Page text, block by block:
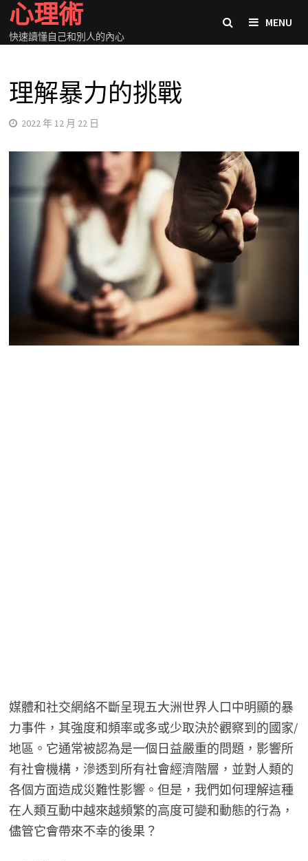
Skip
content
心理術
快速讀懂自己和別人的內心
MENU
理解暴力的挑戰
2022 年 12 月 22 日
媒體和社交網絡不斷呈現五大洲世界人口中明顯的暴
力事件，其強度和頻率或多或少取決於觀察到的國家/
地區。它通常被認為是一個日益嚴重的問題，影響所
有社會機構，滲透到所有社會經濟階層，並對人類的
各個方面造成災難性影響。但是，我們如何理解這種
在人類互動中越來越頻繁的高度可變和動態的行為，
儘管它會帶來不幸的後果？